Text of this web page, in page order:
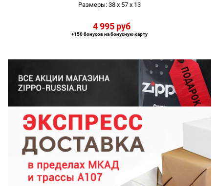
Размеры: 38 x 57 x 13
4 995 руб
+150 бонусов на бонусную карту